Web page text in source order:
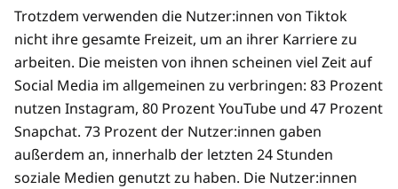
Trotzdem verwenden die Nutzer:innen von Tiktok
nicht ihre gesamte Freizeit, um an ihrer Karriere zu
arbeiten. Die meisten von ihnen scheinen viel Zeit auf
Social Media im allgemeinen zu verbringen: 83 Prozent
nutzen Instagram, 80 Prozent YouTube und 47 Prozent
Snapchat. 73 Prozent der Nutzer:innen gaben
außerdem an, innerhalb der letzten 24 Stunden
soziale Medien genutzt zu haben. Die Nutzer:innen